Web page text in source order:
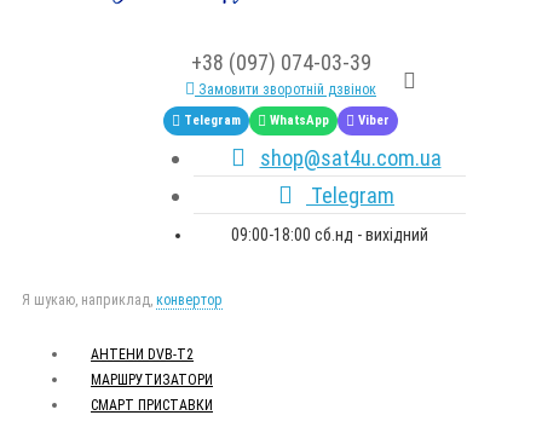
+38 (097) 074-03-39
Замовити зворотній дзвінок
Telegram WhatsApp Viber
shop@sat4u.com.ua
Telegram
09:00-18:00 сб.нд - вихідний
Я шукаю, наприклад, конвертор
АНТЕНИ DVB-Т2
МАРШРУТИЗАТОРИ
СМАРТ ПРИСТАВКИ